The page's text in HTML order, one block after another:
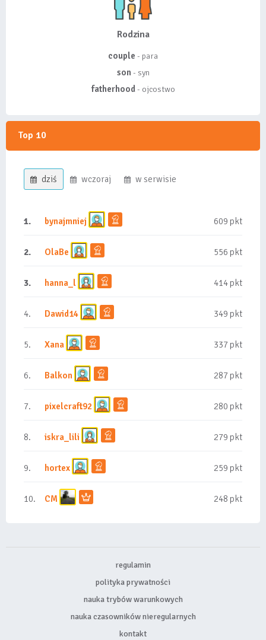
Rodzina
couple - para
son- syn
fatherhood- ojcostwo
Top 10
dziś wczoraj w serwisie
1. bynajmniej 609 pkt
2. OlaBe 556 pkt
3. hanna_l 414 pkt
4. Dawid14 349 pkt
5. Xana 337 pkt
6. Balkon 287 pkt
7. pixelcraft92 280 pkt
8. iskra_lili 279 pkt
9. hortex 259 pkt
10. CM 248 pkt
regulamin
polityka prywatności
nauka trybów warunkowych
nauka czasowników nieregularnych
kontakt